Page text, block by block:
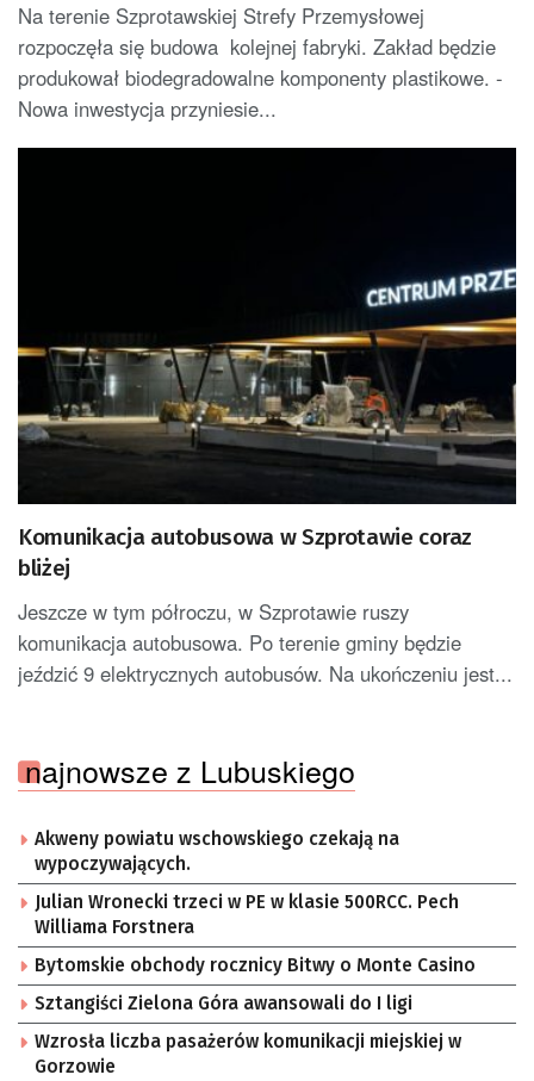
Na terenie Szprotawskiej Strefy Przemysłowej
rozpoczęła się budowa kolejnej fabryki. Zakład będzie
produkował biodegradowalne komponenty plastikowe. -
Nowa inwestycja przyniesie...
Komunikacja autobusowa w Szprotawie coraz
bliżej
Jeszcze w tym półroczu, w Szprotawie ruszy
komunikacja autobusowa. Po terenie gminy będzie
jeździć 9 elektrycznych autobusów. Na ukończeniu jest...
najnowsze z Lubuskiego
Akweny powiatu wschowskiego czekają na
wypoczywających.
Julian Wronecki trzeci w PE w klasie 500RCC. Pech
Williama Forstnera
Bytomskie obchody rocznicy Bitwy o Monte Casino
Sztangiści Zielona Góra awansowali do I ligi
Wzrosła liczba pasażerów komunikacji miejskiej w
Gorzowie